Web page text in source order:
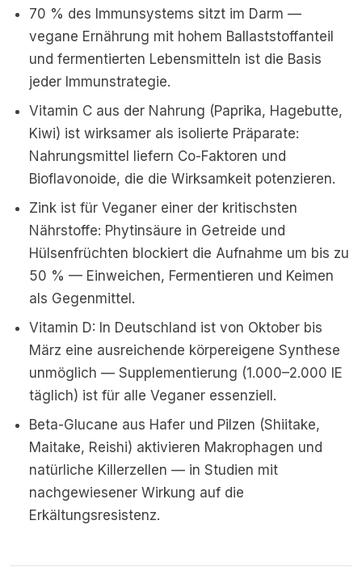
70 % des Immunsystems sitzt im Darm —
vegane Ernährung mit hohem Ballaststoffanteil
und fermentierten Lebensmitteln ist die Basis
jeder Immunstrategie.
Vitamin C aus der Nahrung (Paprika, Hagebutte,
Kiwi) ist wirksamer als isolierte Präparate:
Nahrungsmittel liefern Co-Faktoren und
Bioflavonoide, die die Wirksamkeit potenzieren.
Zink ist für Veganer einer der kritischsten
Nährstoffe: Phytinsäure in Getreide und
Hülsenfrüchten blockiert die Aufnahme um bis zu
50 % — Einweichen, Fermentieren und Keimen
als Gegenmittel.
Vitamin D: In Deutschland ist von Oktober bis
März eine ausreichende körpereigene Synthese
unmöglich — Supplementierung (1.000–2.000 IE
täglich) ist für alle Veganer essenziell.
Beta-Glucane aus Hafer und Pilzen (Shiitake,
Maitake, Reishi) aktivieren Makrophagen und
natürliche Killerzellen — in Studien mit
nachgewiesener Wirkung auf die
Erkältungsresistenz.